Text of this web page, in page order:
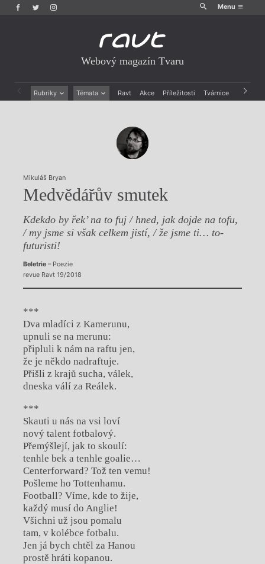
Menu
Webový magazín Tvaru
Rubriky Témata Ravt Akce Příležitosti Tvárnice Archiv
Mikuláš Bryan
Medvědářův smutek
Kdekdo by řek’ na to fuj / hned, jak dojde na tofu,
/ my jsme si však celkem jistí, / že jsme ti… to-
futuristi!
Beletrie– Poezie
revue Ravt 19/2018
***
Dva mladíci z Kamerunu,
upnuli se na merunu:
připluli k nám na raftu jen,
že je někdo nadraftuje.
Přišli z krajů sucha, válek,
dneska válí za Reálek.
***
Skauti u nás na vsi loví
nový talent fotbalový.
Přemýšlejí, jak to skoulí:
tenhle bek a tenhle goalie…
Centerforward? Tož ten vemu!
Pošleme ho Tottenhamu.
Football? Víme, kde to žije,
každý musí do Anglie!
Všichni už jsou pomalu
tam, v kolébce fotbalu.
Jen já bych chtěl za Hanou
prostě hráti kopanou.